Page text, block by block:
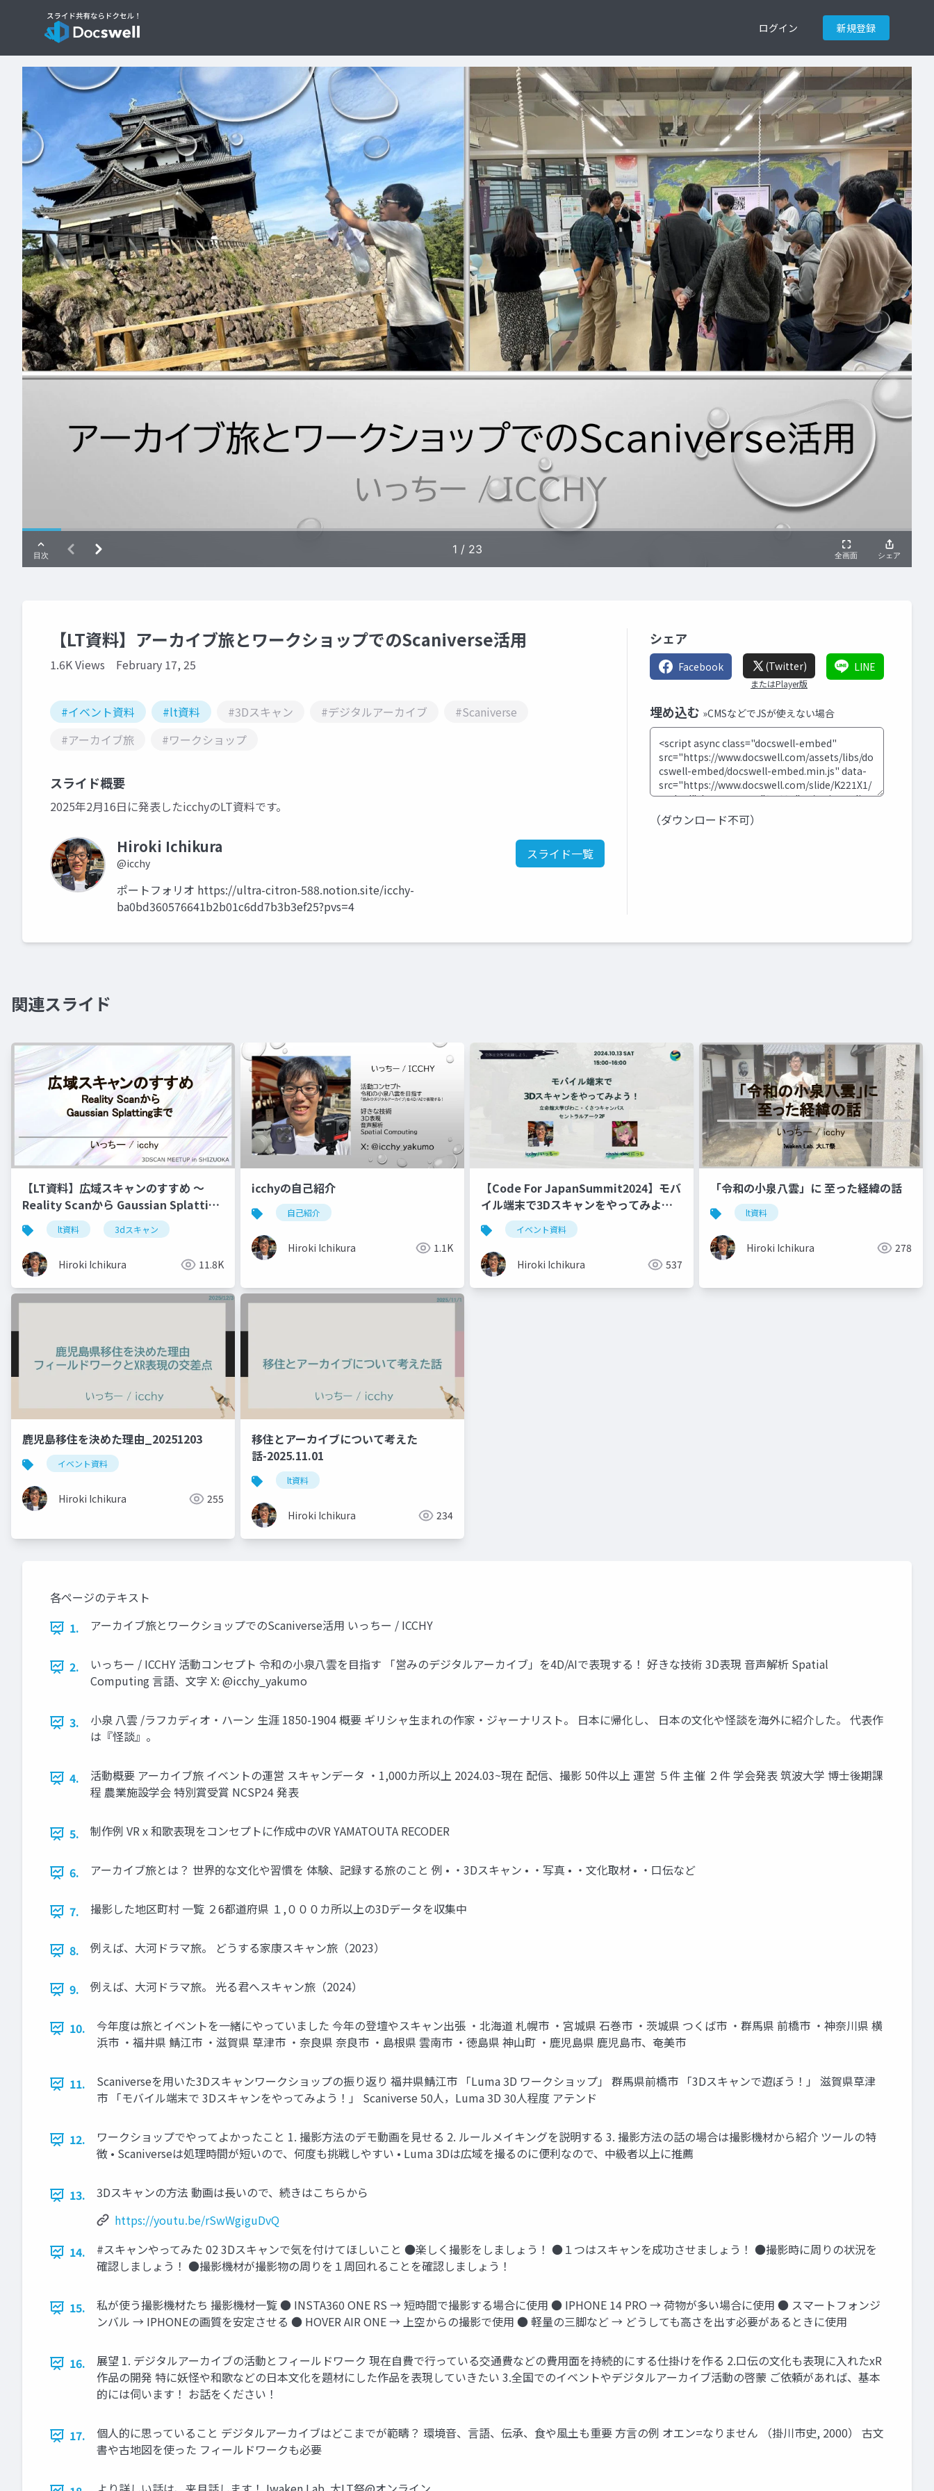
ログイン 新規登録
【LT資料】アーカイブ旅とワークショップでのScaniverse活用
1.6K Views February 17, 25
#イベント資料 #lt資料 #3Dスキャン #デジタルアーカイブ
#Scaniverse
#アーカイブ旅
#ワークショップ
スライド概要
2025年2月16日に発表したicchyのLT資料です。
Hiroki Ichikura
@icchy
スライド一覧
ポートフォリオ https://ultra-citron-588.notion.site/icchy-
ba0bd360576641b2b01c6dd7b3b3ef25?pvs=4
シェア
Facebook (Twitter)
またはPlayer版
LINE
埋め込む »CMSなどでJSが使えない場合
（ダウンロード不可）
関連スライド
【LT資料】広域スキャンのすすめ 〜
Reality Scanから Gaussian Splatting
まで〜lt資料 3dスキャン
Hiroki Ichikura 11.8K
icchyの自己紹介
自己紹介
Hiroki Ichikura 1.1K
【Code For JapanSummit2024】モバ
イル端末で3Dスキャンをやってみよ
う！
イベント資料
Hiroki Ichikura 537
「令和の小泉八雲」に 至った経緯の話
lt資料
Hiroki Ichikura 278
鹿児島移住を決めた理由_20251203
イベント資料
Hiroki Ichikura 255
移住とアーカイブについて考えた
話-2025.11.01
lt資料
Hiroki Ichikura 234
各ページのテキスト
1.
アーカイブ旅とワークショップでのScaniverse活用 いっちー / ICCHY
2.
いっちー / ICCHY 活動コンセプト 令和の小泉八雲を目指す 「営みのデジタルアーカイブ」を4D/AIで表現する！ 好きな技術 3D表現 音声解析 Spatial
Computing 言語、文字 X: @icchy_yakumo
3.
小泉 八雲 /ラフカディオ・ハーン 生涯 1850-1904 概要 ギリシャ生まれの作家・ジャーナリスト。 日本に帰化し、 日本の文化や怪談を海外に紹介した。 代表作
は『怪談』。
4.
活動概要 アーカイブ旅 イベントの運営 スキャンデータ ・1,000カ所以上 2024.03~現在 配信、撮影 50件以上 運営 ５件 主催 ２件 学会発表 筑波大学 博士後期課
程 農業施設学会 特別賞受賞 NCSP24 発表
5. 制作例 VR x 和歌表現をコンセプトに作成中のVR YAMATOUTA RECODER
6. アーカイブ旅とは？ 世界的な文化や習慣を 体験、記録する旅のこと 例 • ・3Dスキャン • ・写真 • ・文化取材 • ・口伝など
7. 撮影した地区町村 一覧 ２6都道府県 １,０００カ所以上の3Dデータを収集中
8. 例えば、大河ドラマ旅。 どうする家康スキャン旅（2023）
9. 例えば、大河ドラマ旅。 光る君へスキャン旅（2024）
10.
今年度は旅とイベントを一緒にやっていました 今年の登壇やスキャン出張 ・北海道 札幌市 ・宮城県 石巻市 ・茨城県 つくば市 ・群馬県 前橋市 ・神奈川県 横
浜市 ・福井県 鯖江市 ・滋賀県 草津市 ・奈良県 奈良市 ・島根県 雲南市 ・徳島県 神山町 ・鹿児島県 鹿児島市、奄美市
11.
Scaniverseを用いた3Dスキャンワークショップの振り返り 福井県鯖江市 「Luma 3D ワークショップ」 群馬県前橋市 「3Dスキャンで遊ぼう！」 滋賀県草津
市 「モバイル端末で 3Dスキャンをやってみよう！」 Scaniverse 50人，Luma 3D 30人程度 アテンド
12.
ワークショップでやってよかったこと 1. 撮影方法のデモ動画を見せる 2. ルールメイキングを説明する 3. 撮影方法の話の場合は撮影機材から紹介 ツールの特
徴 • Scaniverseは処理時間が短いので、何度も挑戦しやすい • Luma 3Dは広域を撮るのに便利なので、中級者以上に推薦
13.
3Dスキャンの方法 動画は長いので、続きはこちらから
https://youtu.be/rSwWgiguDvQ
14.
#スキャンやってみた 02 3Dスキャンで気を付けてほしいこと ●楽しく撮影をしましょう！ ●１つはスキャンを成功させましょう！ ●撮影時に周りの状況を
確認しましょう！ ●撮影機材が撮影物の周りを１周回れることを確認しましょう！
15.
私が使う撮影機材たち 撮影機材一覧 ● INSTA360 ONE RS → 短時間で撮影する場合に使用 ● IPHONE 14 PRO → 荷物が多い場合に使用 ● スマートフォンジ
ンバル → IPHONEの画質を安定させる ● HOVER AIR ONE → 上空からの撮影で使用 ● 軽量の三脚など → どうしても高さを出す必要があるときに使用
16.
展望 1. デジタルアーカイブの活動とフィールドワーク 現在自費で行っている交通費などの費用面を持続的にする仕掛けを作る 2.口伝の文化も表現に入れたxR
作品の開発 特に妖怪や和歌などの日本文化を題材にした作品を表現していきたい 3.全国でのイベントやデジタルアーカイブ活動の啓蒙 ご依頼があれば、基本
的には伺います！ お話をください！
17.
個人的に思っていること デジタルアーカイブはどこまでが範疇？ 環境音、言語、伝承、食や風土も重要 方言の例 オエン=なりません （掛川市史, 2000） 古文
書や古地図を使った フィールドワークも必要